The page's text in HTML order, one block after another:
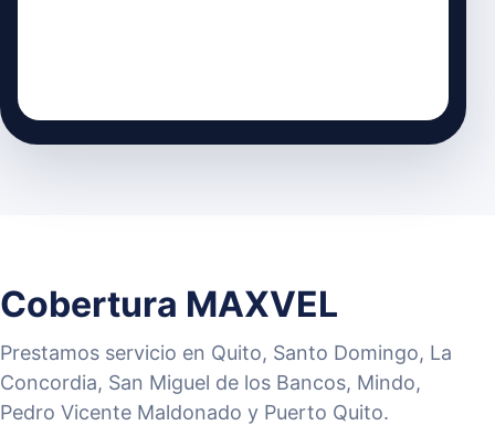
Cobertura MAXVEL
Prestamos servicio en Quito, Santo Domingo, La
Concordia, San Miguel de los Bancos, Mindo,
Pedro Vicente Maldonado y Puerto Quito.